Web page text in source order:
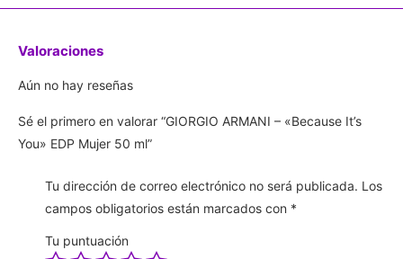
Valoraciones
Aún no hay reseñas
Sé el primero en valorar “GIORGIO ARMANI – «Because It’s
You» EDP Mujer 50 ml”
Tu dirección de correo electrónico no será publicada. Los
campos obligatorios están marcados con *
Tu puntuación